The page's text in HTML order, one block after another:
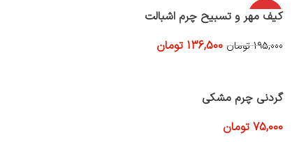
-30%
کیف مهر و تسبیح چرم اشبالت
195,000 تومان 136,500 تومان
گردنی چرم مشکی
75,000 تومان